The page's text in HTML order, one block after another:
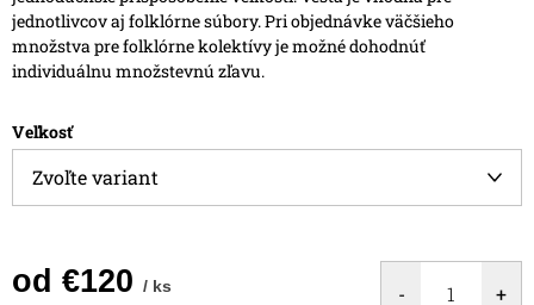
jednotlivcov aj folklórne súbory. Pri objednávke väčšieho
množstva pre folklórne kolektívy je možné dohodnúť
individuálnu množstevnú zľavu.
Veľkosť
od €120 / ks